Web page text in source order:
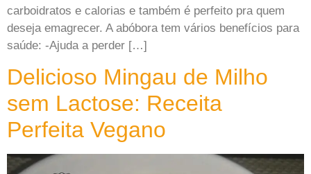
carboidratos e calorias e também é perfeito pra quem
deseja emagrecer. A abóbora tem vários benefícios para
saúde: -Ajuda a perder […]
Delicioso Mingau de Milho
sem Lactose: Receita
Perfeita Vegano